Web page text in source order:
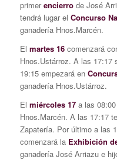
primerencierrode José
tendrá lugar el Concurso
ganadería Hnos.Marcén.
El martes 16comenzará
Hnos.Ustárroz. A las 17:17
19:15 empezará en
ganadería Hnos.Ustárroz.
El miércoles 17a las 08:00
Hnos.Marcén. A las 17:17
Zapatería. Por último a las
comenzará la Exhibición
ganadería José Arriazu e